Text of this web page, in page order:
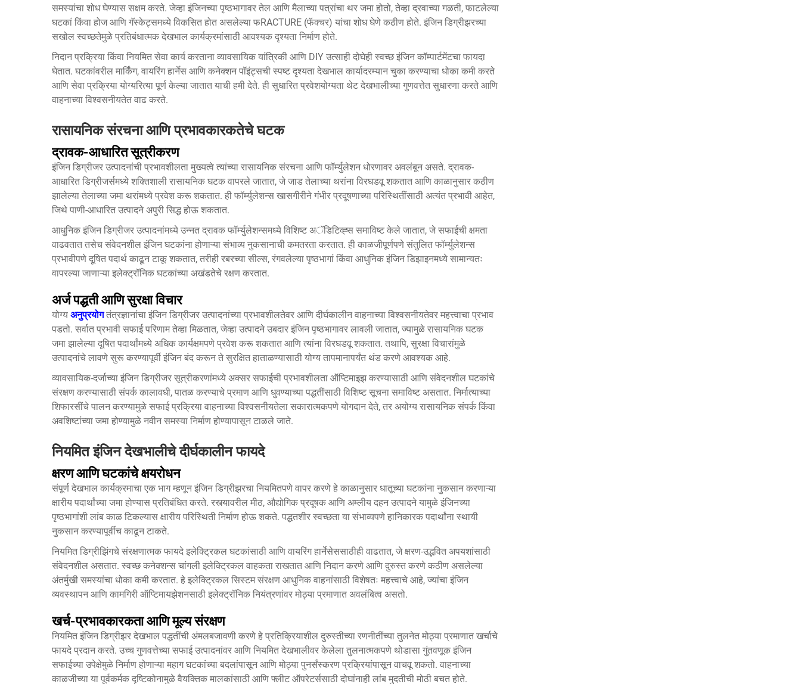
समस्यांचा शोध घेण्यास सक्षम करते. जेव्हा इंजिनच्या पृष्ठभागावर तेल आणि मैलाच्या पत्रांचा थर जमा होतो, तेव्हा द्रवाच्या गळती, फाटलेल्या
घटकां किंवा होज आणि गॅस्केट्समध्ये विकसित होत असलेल्या फRACTURE (फॅक्चर) यांचा शोध घेणे कठीण होते. इंजिन डिग्रीझरच्या
सखोल स्वच्छतेमुळे प्रतिबंधात्मक देखभाल कार्यक्रमांसाठी आवश्यक दृश्यता निर्माण होते.
निदान प्रक्रिया किंवा नियमित सेवा कार्य करताना व्यावसायिक यांत्रिकी आणि DIY उत्साही दोघेही स्वच्छ इंजिन कॉम्पार्टमेंटचा फायदा
घेतात. घटकांवरील मार्किंग, वायरिंग हार्नेस आणि कनेक्शन पॉइंट्सची स्पष्ट दृश्यता देखभाल कार्यादरम्यान चुका करण्याचा धोका कमी करते
आणि सेवा प्रक्रिया योग्यरित्या पूर्ण केल्या जातात याची हमी देते. ही सुधारित प्रवेशयोग्यता थेट देखभालीच्या गुणवत्तेत सुधारणा करते आणि
वाहनाच्या विश्वसनीयतेत वाढ करते.
रासायनिक संरचना आणि प्रभावकारकतेचे घटक
द्रावक-आधारित सूत्रीकरण
इंजिन डिग्रीजर उत्पादनांची प्रभावशीलता मुख्यत्वे त्यांच्या रासायनिक संरचना आणि फॉर्म्युलेशन धोरणावर अवलंबून असते. द्रावक-
आधारित डिग्रीजर्समध्ये शक्तिशाली रासायनिक घटक वापरले जातात, जे जाड तेलाच्या थरांना विरघडवू शकतात आणि काळानुसार कठीण
झालेल्या तेलाच्या जमा थरांमध्ये प्रवेश करू शकतात. ही फॉर्म्युलेशन्स खासगीरीने गंभीर प्रदूषणाच्या परिस्थितींसाठी अत्यंत प्रभावी आहेत,
जिथे पाणी-आधारित उत्पादने अपुरी सिद्ध होऊ शकतात.
आधुनिक इंजिन डिग्रीजर उत्पादनांमध्ये उन्नत द्रावक फॉर्म्युलेशन्समध्ये विशिष्ट अॅडिटिव्ह्स समाविष्ट केले जातात, जे सफाईची क्षमता
वाढवतात तसेच संवेदनशील इंजिन घटकांना होणाऱ्या संभाव्य नुकसानाची कमतरता करतात. ही काळजीपूर्णपणे संतुलित फॉर्म्युलेशन्स
प्रभावीपणे दूषित पदार्थ काढून टाकू शकतात, तरीही रबरच्या सील्स, रंगवलेल्या पृष्ठभागां किंवा आधुनिक इंजिन डिझाइनमध्ये सामान्यतः
वापरल्या जाणाऱ्या इलेक्ट्रॉनिक घटकांच्या अखंडतेचे रक्षण करतात.
अर्ज पद्धती आणि सुरक्षा विचार
योग्य अनुप्रयोगतंत्रज्ञानांचा इंजिन डिग्रीजर उत्पादनांच्या प्रभावशीलतेवर आणि दीर्घकालीन वाहनाच्या विश्वसनीयतेवर महत्त्वाचा प्रभाव
पडतो. सर्वात प्रभावी सफाई परिणाम तेव्हा मिळतात, जेव्हा उत्पादने उबदार इंजिन पृष्ठभागावर लावली जातात, ज्यामुळे रासायनिक घटक
जमा झालेल्या दूषित पदार्थांमध्ये अधिक कार्यक्षमपणे प्रवेश करू शकतात आणि त्यांना विरघडवू शकतात. तथापि, सुरक्षा विचारांमुळे
उत्पादनांचे लावणे सुरू करण्यापूर्वी इंजिन बंद करून ते सुरक्षित हाताळण्यासाठी योग्य तापमानापर्यंत थंड करणे आवश्यक आहे.
व्यावसायिक-दर्जाच्या इंजिन डिग्रीजर सूत्रीकरणांमध्ये अक्सर सफाईची प्रभावशीलता ऑप्टिमाइझ करण्यासाठी आणि संवेदनशील घटकांचे
संरक्षण करण्यासाठी संपर्क कालावधी, पातळ करण्याचे प्रमाण आणि धुवण्याच्या पद्धतींसाठी विशिष्ट सूचना समाविष्ट असतात. निर्मात्याच्या
शिफारसींचे पालन करण्यामुळे सफाई प्रक्रिया वाहनाच्या विश्वसनीयतेला सकारात्मकपणे योगदान देते, तर अयोग्य रासायनिक संपर्क किंवा
अवशिष्टांच्या जमा होण्यामुळे नवीन समस्या निर्माण होण्यापासून टाळले जाते.
नियमित इंजिन देखभालीचे दीर्घकालीन फायदे
क्षरण आणि घटकांचे क्षयरोधन
संपूर्ण देखभाल कार्यक्रमाचा एक भाग म्हणून इंजिन डिग्रीझरचा नियमितपणे वापर करणे हे काळानुसार धातूच्या घटकांना नुकसान करणाऱ्या
क्षारीय पदार्थांच्या जमा होण्यास प्रतिबंधित करते. रस्त्यावरील मीठ, औद्योगिक प्रदूषक आणि अम्लीय दहन उत्पादने यामुळे इंजिनच्या
पृष्ठभागांशी लांब काळ टिकल्यास क्षारीय परिस्थिती निर्माण होऊ शकते. पद्धतशीर स्वच्छता या संभाव्यपणे हानिकारक पदार्थांना स्थायी
नुकसान करण्यापूर्वीच काढून टाकते.
नियमित डिग्रीझिंगचे संरक्षणात्मक फायदे इलेक्ट्रिकल घटकांसाठी आणि वायरिंग हार्नेसेससाठीही वाढतात, जे क्षरण-उद्भवित अपयशांसाठी
संवेदनशील असतात. स्वच्छ कनेक्शन्स चांगली इलेक्ट्रिकल वाहकता राखतात आणि निदान करणे आणि दुरुस्त करणे कठीण असलेल्या
अंतर्मुखी समस्यांचा धोका कमी करतात. हे इलेक्ट्रिकल सिस्टम संरक्षण आधुनिक वाहनांसाठी विशेषतः महत्त्वाचे आहे, ज्यांचा इंजिन
व्यवस्थापन आणि कामगिरी ऑप्टिमायझेशनसाठी इलेक्ट्रॉनिक नियंत्रणांवर मोठ्या प्रमाणात अवलंबित्व असतो.
खर्च-प्रभावकारकता आणि मूल्य संरक्षण
नियमित इंजिन डिग्रीझर देखभाल पद्धतींची अंमलबजावणी करणे हे प्रतिक्रियाशील दुरुस्तीच्या रणनीतींच्या तुलनेत मोठ्या प्रमाणात खर्चाचे
फायदे प्रदान करते. उच्च गुणवत्तेच्या सफाई उत्पादनांवर आणि नियमित देखभालीवर केलेला तुलनात्मकपणे थोडासा गुंतवणूक इंजिन
सफाईच्या उपेक्षेमुळे निर्माण होणाऱ्या महाग घटकांच्या बदलांपासून आणि मोठ्या पुनर्संस्करण प्रक्रियांपासून वाचवू शकतो. वाहनाच्या
काळजीच्या या पूर्वकर्मक दृष्टिकोनामुळे वैयक्तिक मालकांसाठी आणि फ्लीट ऑपरेटर्ससाठी दोघांनाही लांब मुदतीची मोठी बचत होते.